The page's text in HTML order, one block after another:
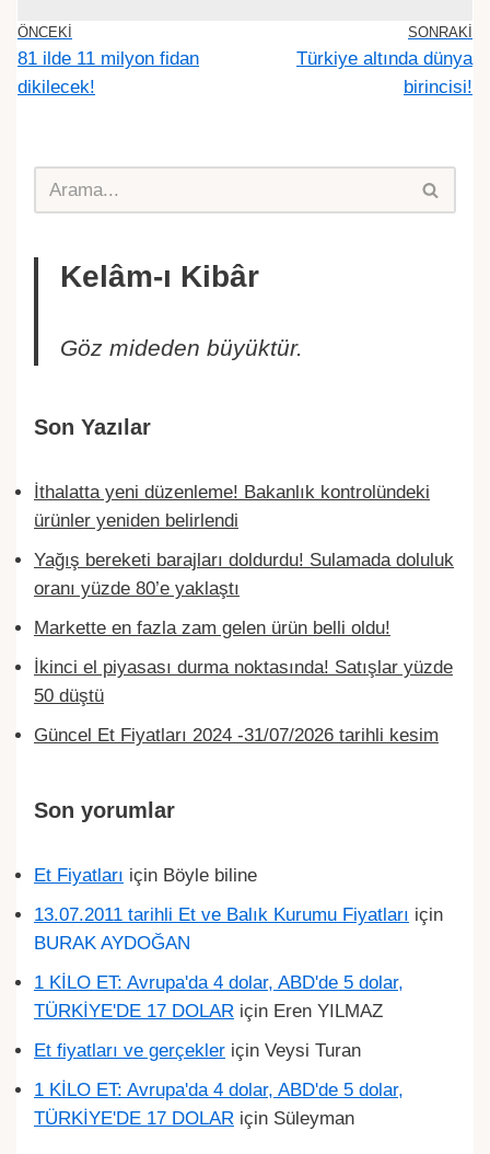
ÖNCEKI
81 ilde 11 milyon fidan
dikilecek!
SONRAKI
Türkiye altında dünya
birincisi!
Kelâm-ı Kibâr
Göz mideden büyüktür.
Son Yazılar
İthalatta yeni düzenleme! Bakanlık kontrolündeki
ürünler yeniden belirlendi
Yağış bereketi barajları doldurdu! Sulamada doluluk
oranı yüzde 80’e yaklaştı
Markette en fazla zam gelen ürün belli oldu!
İkinci el piyasası durma noktasında! Satışlar yüzde
50 düştü
Güncel Et Fiyatları 2024 -31/07/2026 tarihli kesim
Son yorumlar
Et Fiyatları için Böyle biline
13.07.2011 tarihli Et ve Balık Kurumu Fiyatları için
BURAK AYDOĞAN
1 KİLO ET: Avrupa'da 4 dolar, ABD'de 5 dolar,
TÜRKİYE'DE 17 DOLAR için Eren YILMAZ
Et fiyatları ve gerçekler için Veysi Turan
1 KİLO ET: Avrupa'da 4 dolar, ABD'de 5 dolar,
TÜRKİYE'DE 17 DOLAR için Süleyman